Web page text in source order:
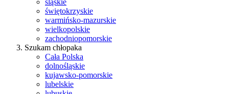
śląskie
świętokrzyskie
warmińsko-mazurskie
wielkopolskie
zachodniopomorskie
Szukam chłopaka
Cała Polska
dolnośląskie
kujawsko-pomorskie
lubelskie